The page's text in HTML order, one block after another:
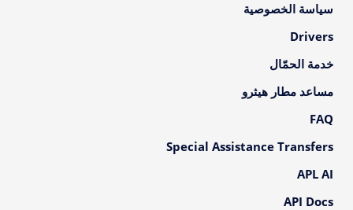
سياسة الخصوصية
Drivers
خدمة الحمّال
مساعد مطار هيثرو
FAQ
Special Assistance Transfers
APL AI
API Docs